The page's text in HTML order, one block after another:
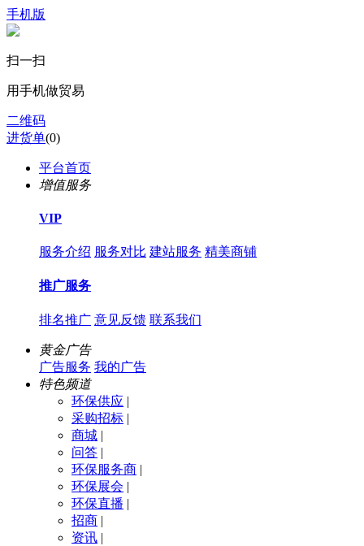
手机版
扫一扫
用手机做贸易
二维码
进货单(0)
平台首页
增值服务
VIP
服务介绍 服务对比 建站服务 精美商铺
推广服务
排名推广 意见反馈 联系我们
黄金广告
广告服务 我的广告
特色频道
环保供应 |
采购招标 |
商城 |
问答 |
环保服务商 |
环保展会 |
环保直播 |
招商 |
资讯 |